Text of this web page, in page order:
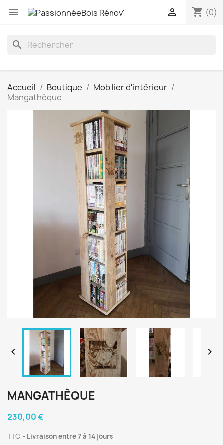
 shopping_cart (0)

search
Accueil Boutique
Mobilier d'intérieur
Mangathèque
 
MANGATHÈQUE
230,00 €
TTC Livraison entre 7 à 14 jours